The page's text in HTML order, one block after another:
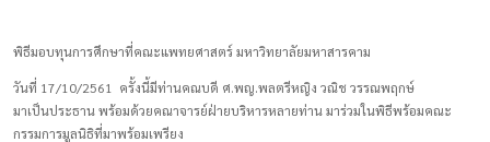
พิธีมอบทุนการศึกษาที่คณะแพทยศาสตร์ มหาวิทยาลัยมหาสารคาม
วันที่ 17/10/2561 ครั้งนี้มีท่านคณบดี ศ.พญ.พลตรีหญิง วณิช วรรณพฤกษ์
มาเป็นประธาน พร้อมด้วยคณาจารย์ฝ่ายบริหารหลายท่าน มาร่วมในพิธีพร้อมคณะ
กรรมการมูลนิธิที่มาพร้อมเพรียง